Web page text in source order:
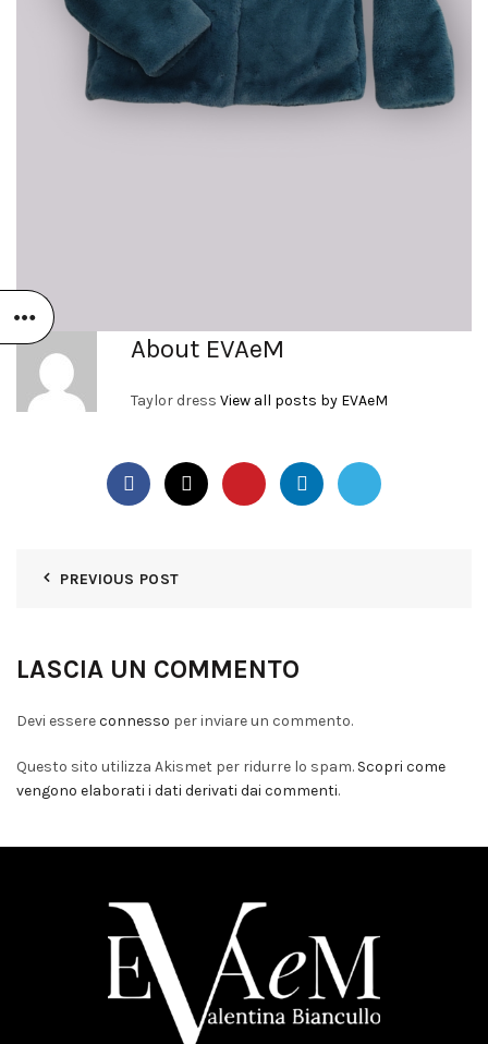
About EVAeM
Taylor dress View all posts by EVAeM
PREVIOUS POST
LASCIA UN COMMENTO
Devi essereconnesso per inviare un commento.
Questo sito utilizza Akismet per ridurre lo spam. Scopri come
vengono elaborati i dati derivati dai commenti.